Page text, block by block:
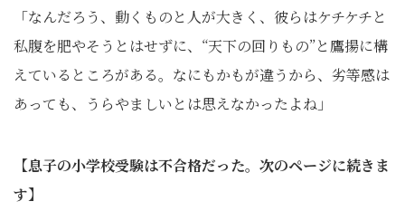
「なんだろう、動くものと人が大きく、彼らはケチケチと
私腹を肥やそうとはせずに、“天下の回りもの”と鷹揚に構
えているところがある。なにもかもが違うから、劣等感は
あっても、うらやましいとは思えなかったよね」
【息子の小学校受験は不合格だった。次のページに続きま
す】